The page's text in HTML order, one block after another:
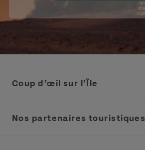
Coup d’œil sur l’Île
Tourisme
Nos partenaires touristiques